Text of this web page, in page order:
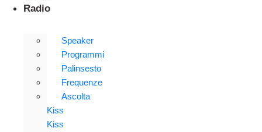
Radio
Speaker
Programmi
Palinsesto
Frequenze
Ascolta
Kiss
Kiss